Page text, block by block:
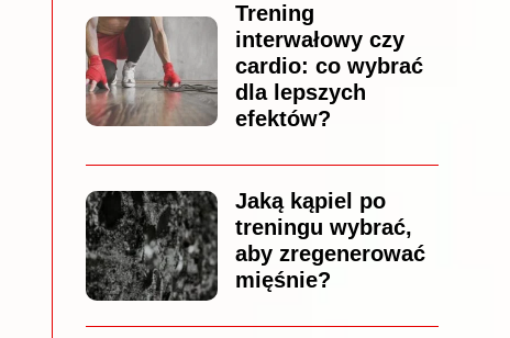
Trening
interwałowy czy
cardio: co wybrać
dla lepszych
efektów?
Jaką kąpiel po
treningu wybrać,
aby zregenerować
mięśnie?